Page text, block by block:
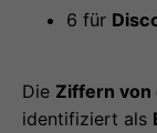
6 für
Die Ziffern von
identifiziert als